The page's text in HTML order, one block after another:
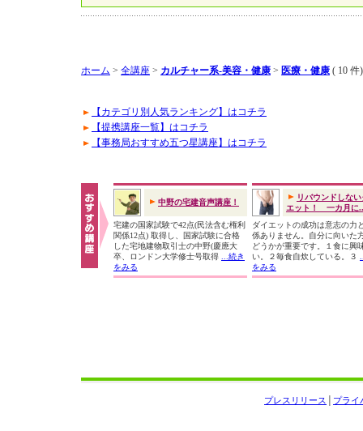
ホーム > 全講座 > カルチャー系-美容・健康 > 医療・健康 ( 10 件)
【カテゴリ別人気ランキング】はコチラ
【提携講座一覧】はコチラ
【事務局おすすめ五つ星講座】はコチラ
中野の宅建音声講座！
宅建の国家試験で42点(民法含む権利
関係12点) 取得し、国家試験に合格
した宅地建物取引士の中野(慶應大
卒、ロンドン大学修士号取得
...続き
をみる
リバウンドしな
エット！ 一カ月に
ダイエットの成功は意志の力
係ありません。自分に向いた
どうかが重要です。１食に興
い。２毎食自炊している。３
をみる
プライ
プレスリリース